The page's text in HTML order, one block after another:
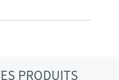
PRODUITS